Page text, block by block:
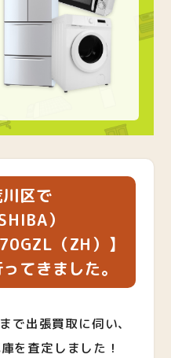
区で
）
（ZH）】
てきました。
で出張買取に伺い、
を査定しました！